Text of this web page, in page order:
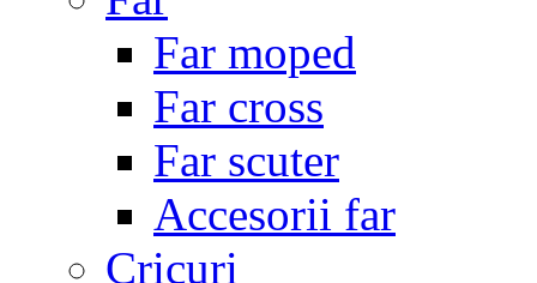
Far moped
Far cross
Far scuter
Accesorii far
Cricuri